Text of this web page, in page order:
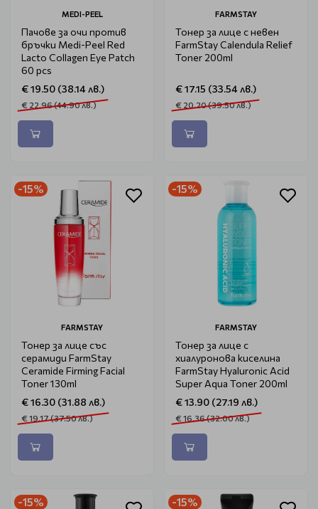
MEDI-PEEL
Пачове за очи против
бръчки Medi-Peel Red
Lacto Collagen Eye Patch
60 pcs
€ 19.50 (38.14 лв.)
€ 22.96 (44.90 лв.)
FARMSTAY
Тонер за лице с невен
FarmStay Calendula Relief
Toner 200ml
€ 17.15 (33.54 лв.)
€ 20.20 (39.50 лв.)
-15%
FARMSTAY
Тонер за лице със
серамиди FarmStay
Ceramide Firming Facial
Toner 130ml
€ 16.30 (31.88 лв.)
€ 19.17 (37.50 лв.)
-15%
FARMSTAY
Тонер за лице с
хиалуронова киселина
FarmStay Hyaluronic Acid
Super Aqua Toner 200ml
€ 13.90 (27.19 лв.)
€ 16.36 (32.00 лв.)
-15% -15%